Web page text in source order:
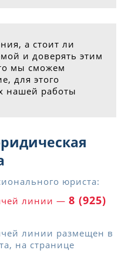
а стоит ли
и доверять этим
мы сможем
для этого
нашей работы
юриста:
линии — 8 (925)
линии размещен в
на странице